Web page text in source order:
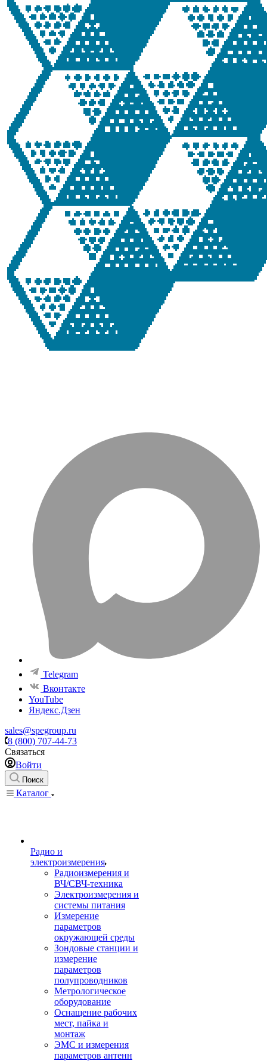
Telegram
Вконтакте
YouTube
Яндекс.Дзен
sales@spegroup.ru
8 (800) 707-44-73
Связаться
Войти
Поиск
Каталог
Радио и
электроизмерения
Радиоизмерения и
ВЧ/СВЧ-техника
Электроизмерения и
системы питания
Измерение
параметров
окружающей среды
Зондовые станции и
измерение
параметров
полупроводников
Метрологическое
оборудование
Оснащение рабочих
мест, пайка и
монтаж
ЭМС и измерения
параметров антенн